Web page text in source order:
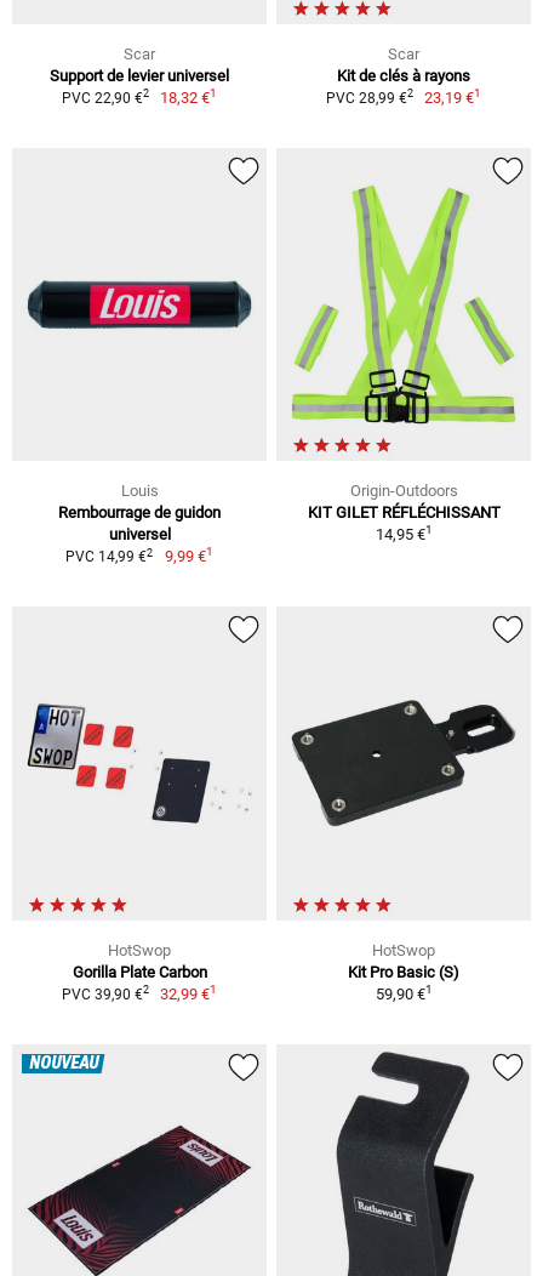
Scar
Support de levier universel
PVC 22,90 €2 18,32 €1
Scar
Kit de clés à rayons
PVC 28,99 €2 23,19 €1
Louis
Rembourrage de guidon
universel
PVC 14,99 €2 9,99 €1
Origin-Outdoors
KIT GILET RÉFLÉCHISSANT
14,95 €1
HotSwop
Gorilla Plate Carbon
PVC 39,90 €2 32,99 €1
HotSwop
Kit Pro Basic (S)
59,90 €1
NOUVEAU